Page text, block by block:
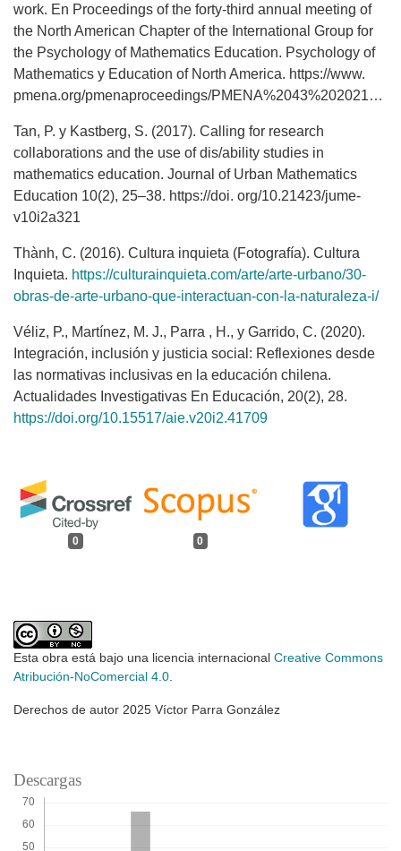
0 0
work. En Proceedings of the forty-third annual meeting of
the North American Chapter of the International Group for
the Psychology of Mathematics Education. Psychology of
Mathematics y Education of North America. https://www.
pmena.org/pmenaproceedings/PMENA%2043%202021%20Proceedings.pdf
Tan, P. y Kastberg, S. (2017). Calling for research
collaborations and the use of dis/ability studies in
mathematics education. Journal of Urban Mathematics
Education 10(2), 25–38. https://doi. org/10.21423/jume-
v10i2a321
Thành, C. (2016). Cultura inquieta (Fotografía). Cultura
Inquieta. https://culturainquieta.com/arte/arte-urbano/30-
obras-de-arte-urbano-que-interactuan-con-la-naturaleza-i/
Véliz, P., Martínez, M. J., Parra , H., y Garrido, C. (2020).
Integración, inclusión y justicia social: Reflexiones desde
las normativas inclusivas en la educación chilena.
Actualidades Investigativas En Educación, 20(2), 28.
https://doi.org/10.15517/aie.v20i2.41709
Esta obra está bajo una licencia internacional Creative Commons
Atribución-NoComercial 4.0
Derechos de autor 2025 Víctor Parra González
Descargas